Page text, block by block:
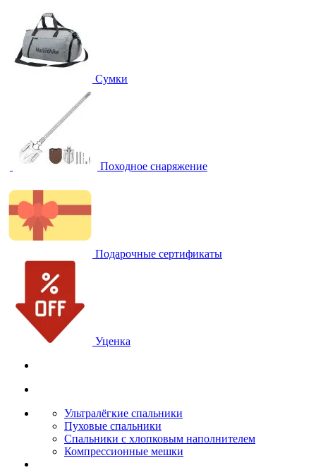
Сумки
Походное снаряжение
Подарочные сертификаты
Уценка
Ультралёгкие спальники
Пуховые спальники
Спальники с хлопковым наполнителем
Компрессионные мешки